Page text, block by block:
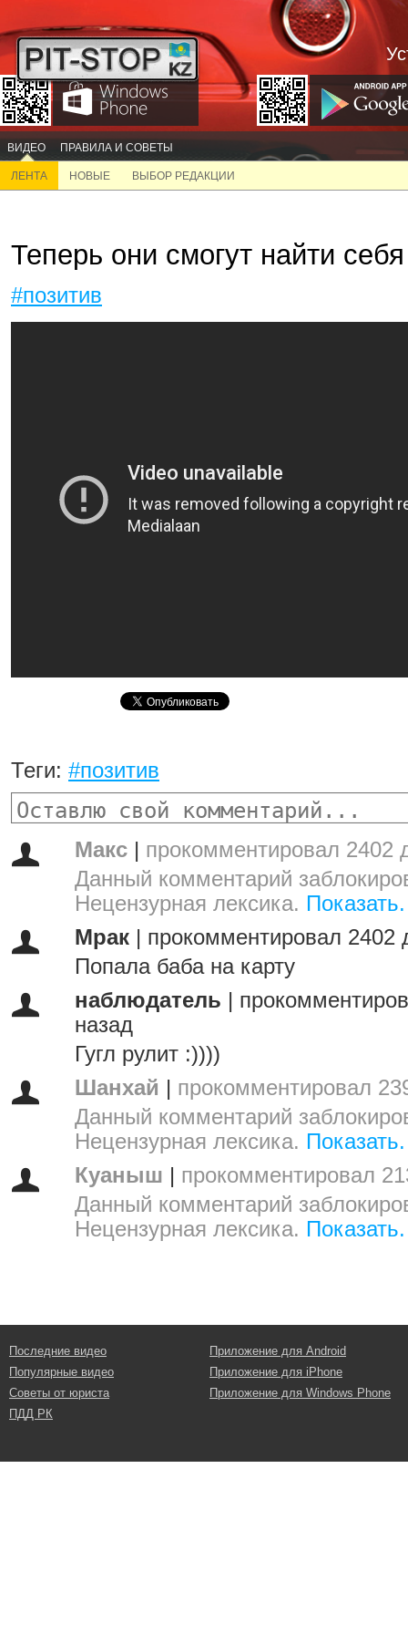
ВИДЕО ПРАВИЛА И СОВЕТЫ
ЛЕНТА НОВЫЕ ВЫБОР РЕДАКЦИИ
Теперь они смогут найти
#позитив
Теги: #позитив
Макс
прокомментировал 2402
Данный комментарий
Нецензурная лексика. Показать.
Мрак
прокомментировал 2402
Попала баба на карту
наблюдатель
назад
Гугл рулит :))))
Шанхай
прокомментировал
Данный комментарий
Нецензурная лексика. Показать.
Куаныш
прокомментировал
Данный комментарий
Нецензурная лексика. Показать.
Последние видео
Популярные видео
Советы от юриста
ПДД РК
Приложение для Android
Приложение для iPhone
Приложение для Windows Phone